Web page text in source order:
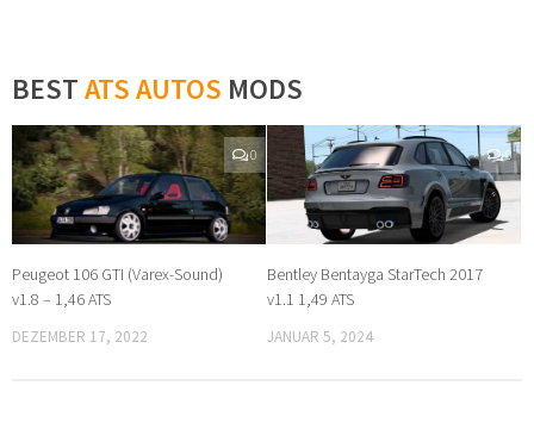
BESTATS AUTOS MODS
0
Peugeot 106 GTI (Varex-Sound)
v1.8 – 1,46 ATS
DEZEMBER 17, 2022
0
Bentley Bentayga StarTech 2017
v1.1 1,49 ATS
JANUAR 5, 2024